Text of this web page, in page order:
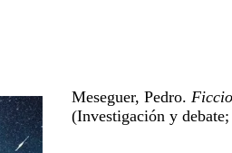
Meseguer, Pedro.
(Investigación y